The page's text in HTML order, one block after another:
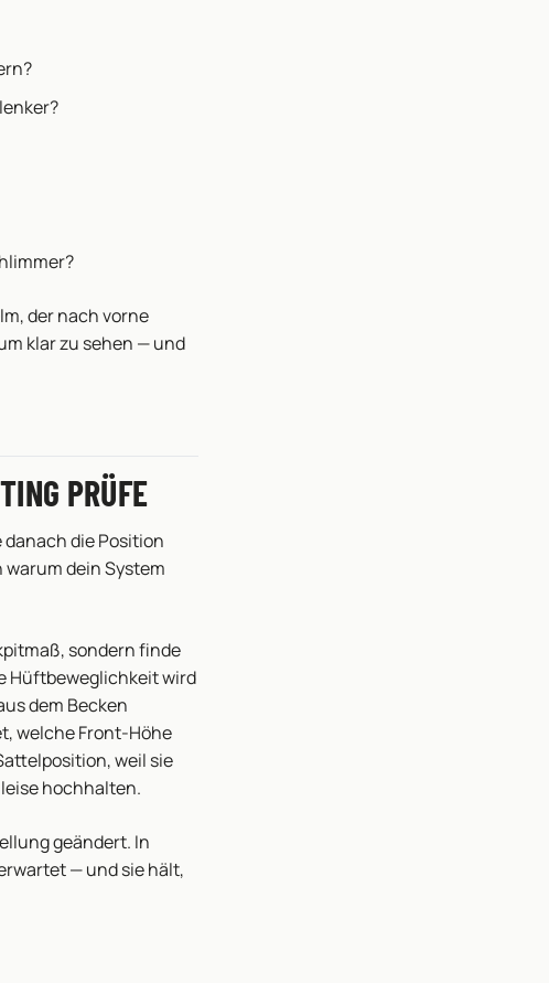
der nach vorne
klar zu sehen — und
PRÜFE
die Position
dein System
sondern finde
Hüftbeweglichkeit wird
dem Becken
welche Front-Höhe
weil sie
hochhalten.
geändert. In
— und sie hält,